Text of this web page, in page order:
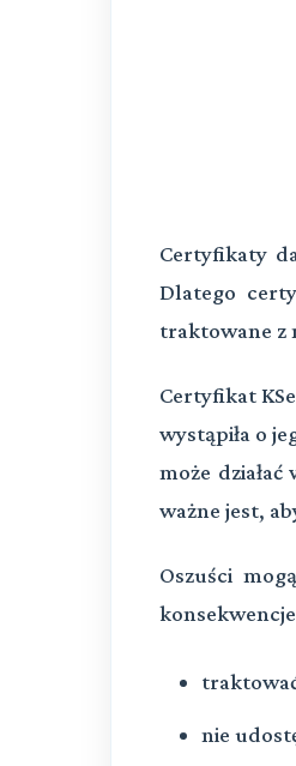
Certyfikaty
Dlatego
traktowane z
Certyfikat
wystąpiła o
może
ważne jest,
Oszuści
nie